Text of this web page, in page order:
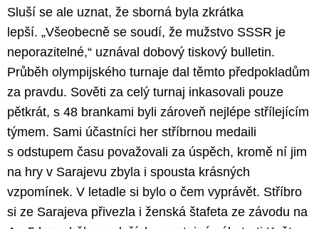
Sluší se ale uznat, že sborná byla zkrátka
lepší. „Všeobecně se soudí, že mužstvo SSSR je
neporazitelné,“ uznával dobový tiskový bulletin.
Průběh olympijského turnaje dal těmto předpokladům
za pravdu. Sověti za celý turnaj inkasovali pouze
pětkrát, s 48 brankami byli zároveň nejlépe střílejícím
týmem. Sami účastníci her stříbrnou medaili
s odstupem času považovali za úspěch, kromě ní jim
na hry v Sarajevu zbyla i spousta krásných
vzpomínek. V letadle si bylo o čem vyprávět. Stříbro
si ze Sarajeva přivezla i ženská štafeta ze závodu na